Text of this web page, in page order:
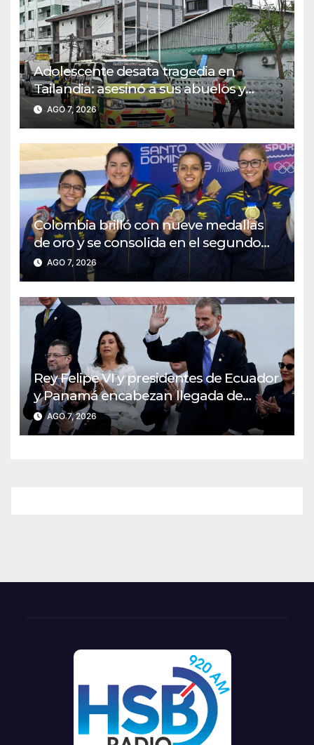
Adolescente desata tragedia en
Tailandia: asesinó a sus abuelos y
causó una masacre en su colegio
AGO 7, 2026
Colombia brilló con nueve medallas
de oro y se consolida en el segundo
lugar del medallero
AGO 7, 2026
Rey Felipe VI y presidentes de Ecuador
y Panamá encabezan llegada de
delegaciones para la posesión de De
la Espriella
AGO 7, 2026